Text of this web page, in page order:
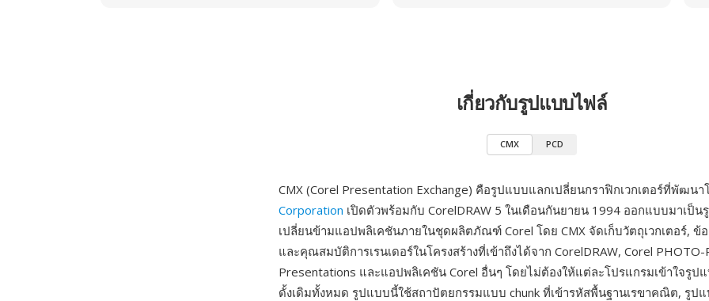
เกี่ยวกับรูปแบบไฟล์
CMX PCD
CMX (Corel Presentation Exchange) คือรูปแบบแลกเปลี่ยนกราฟิกเวกเตอร์ที่พัฒนา
Corporation เปิดตัวพร้อมกับ CorelDRAW 5 ในเดือนกันยายน 1994 ออกแบบมาเป็
เปลี่ยนข้ามแอปพลิเคชันภายในชุดผลิตภัณฑ์ Corel โดย CMX จัดเก็บวัตถุเวกเตอร์, ข้
และคุณสมบัติการเรนเดอร์ในโครงสร้างที่เข้าถึงได้จาก CorelDRAW, Corel PHOTO-
Presentations และแอปพลิเคชัน Corel อื่นๆ โดยไม่ต้องให้แต่ละโปรแกรมเข้าใจรูป
ดั้งเดิมทั้งหมด รูปแบบนี้ใช้สถาปัตยกรรมแบบ chunk ที่เข้ารหัสพื้นฐานเรขาคณิต, รูปแ